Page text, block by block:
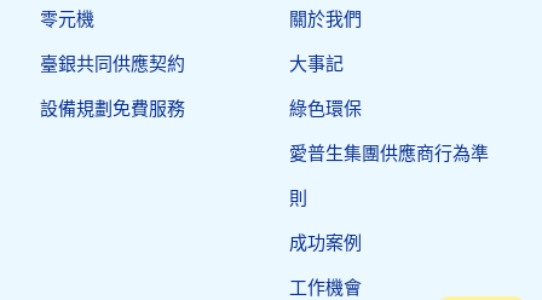
零元機
臺銀共同供應契約
設備規劃免費服務
關於我們
大事記
綠色環保
愛普生集團供應商行為準
則
成功案例
工作機會